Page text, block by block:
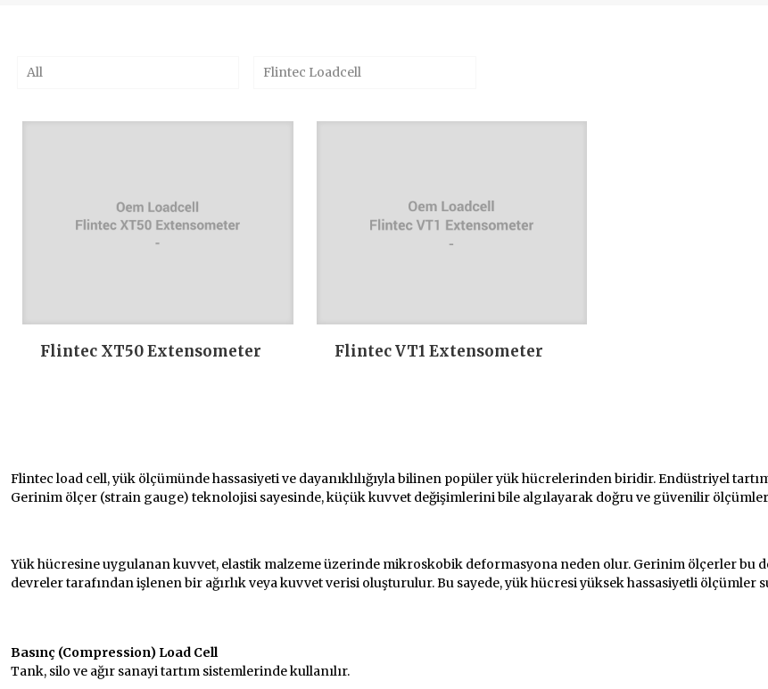
All Flintec Loadcell
Flintec XT50 Extensometer Flintec VT1 Extensometer
Flintec load cell, yük ölçümünde hassasiyeti ve dayanıklılığıyla bilinen popüler yük hücrelerinden biridir. Endüstriyel
Gerinim ölçer (strain gauge) teknolojisi sayesinde, küçük kuvvet değişimlerini bile algılayarak doğru ve güvenilir
Yük hücresine uygulanan kuvvet, elastik malzeme üzerinde mikroskobik deformasyona neden olur. Gerinim ölçerler bu
devreler tarafından işlenen bir ağırlık veya kuvvet verisi oluşturulur. Bu sayede, yük hücresi yüksek hassasiyetli ölçümler
Basınç (Compression) Load Cell
Tank, silo ve ağır sanayi tartım sistemlerinde kullanılır.